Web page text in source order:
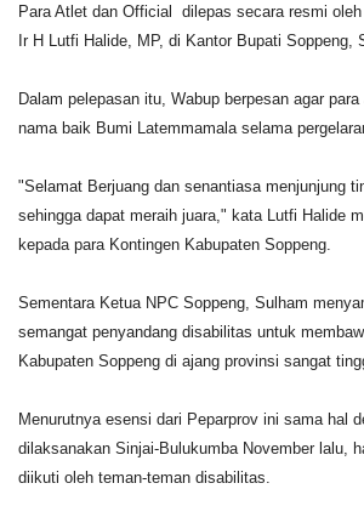
Para Atlet dan Official dilepas secara resmi
Ir H Lutfi Halide, MP, di Kantor Bupati Soppeng,
Dalam pelepasan itu, Wabup berpesan agar
nama baik Bumi Latemmamala selama
"Selamat Berjuang dan senantiasa menjunjung
sehingga dapat meraih juara," kata Lutfi Halide
kepada para Kontingen Kabupaten Soppeng.
Sementara Ketua NPC Soppeng, Sulham
semangat penyandang disabilitas untuk
Kabupaten Soppeng di ajang provinsi sangat
Menurutnya esensi dari Peparprov ini sama hal
dilaksanakan Sinjai-Bulukumba November lalu,
diikuti oleh teman-teman disabilitas.